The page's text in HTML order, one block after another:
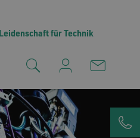
Leidenschaft für Technik